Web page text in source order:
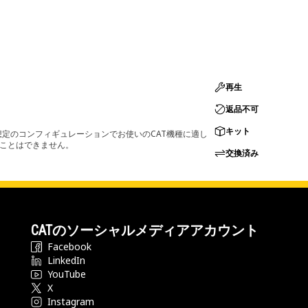
のコンフィギュレーションでお使いのCAT機種に適し
はできません。
再生
返品不可
キット
交換済み
CATのソーシャルメディアアカウント
Facebook
LinkedIn
YouTube
X
Instagram